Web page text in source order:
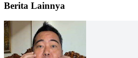
Berita Lainnya